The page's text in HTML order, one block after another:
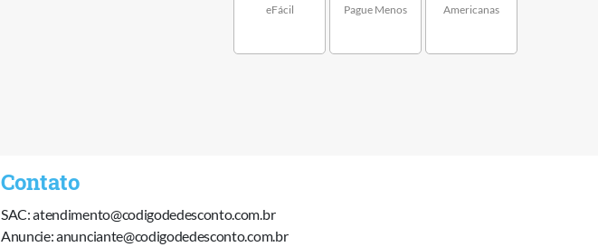
eFácil Pague Menos Americanas
Contato
SAC: atendimento@codigodedesconto.com.br
Anuncie: anunciante@codigodedesconto.com.br